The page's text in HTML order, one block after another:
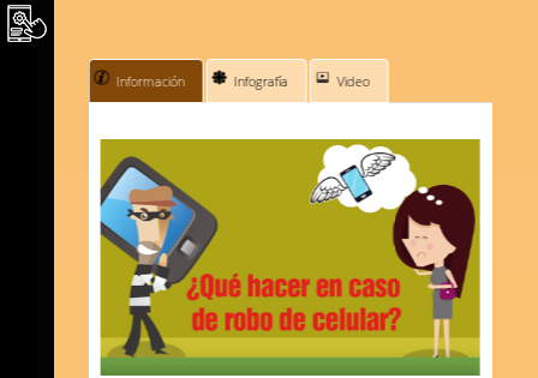
Información Infografía Video